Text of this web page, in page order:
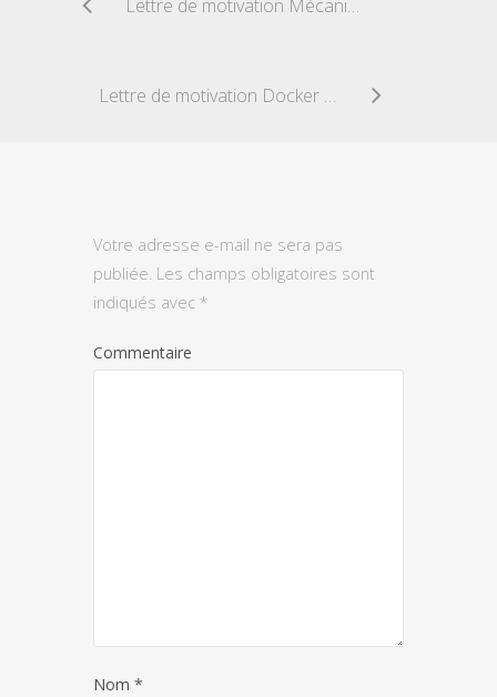
Lettre de motivation Mécanicien fraiseur
Lettre de motivation Docker débutant
Votre adresse e-mail ne sera pas
publiée. Les champs obligatoires sont
indiqués avec *
Commentaire
Nom *